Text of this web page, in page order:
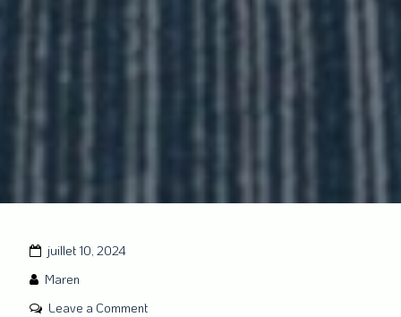
juillet 10, 2024
Maren
Leave a Commenton